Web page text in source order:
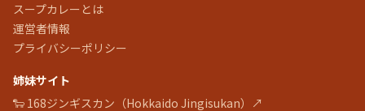
スープカレーとは
運営者情報
プライバシーポリシー
姉妹サイト
🐑 168ジンギスカン（Hokkaido Jingisukan）↗